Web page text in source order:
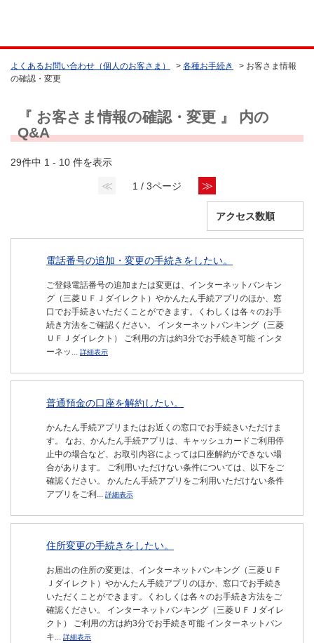
よくあるお問い合わせ（個人のお客さま） > 各種お手続き > お客さま情報
の確認・変更
『 お客さま情報の確認・変更 』 内の
Q&A
29件中 1 - 10 件を表示
≪ 1 / 3ページ ≫
電話番号の追加・変更の手続きをしたい。
ご登録電話番号の追加または変更は、インターネットバンキン
グ（三菱ＵＦＪダイレクト）やかんたん手続アプリのほか、窓
口でお手続きいただくことができます。くわしくは各々のお手
続き方法をご確認ください。 インターネットバンキング（三菱
ＵＦＪダイレクト） ご利用の方は約3分でお手続き可能 インタ
ーネッ... 詳細表示
普通預金の口座を解約したい。
かんたん手続アプリまたはお近くの窓口でお手続きいただけま
す。 なお、かんたん手続アプリは、キャッシュカードご利用停
止中の場合など、お取引内容によっては口座解約ができない場
合があります。 ご利用いただけない条件については、以下をご
確認ください。 かんたん手続アプリをご利用いただけない条件
アプリをご利... 詳細表示
住所変更の手続きをしたい。
お届出の住所の変更は、インターネットバンキング（三菱ＵＦ
Ｊダイレクト）やかんたん手続アプリのほか、窓口でお手続き
いただくことができます。くわしくは各々のお手続き方法をご
確認ください。 インターネットバンキング（三菱ＵＦＪダイレ
クト） ご利用の方は約3分でお手続き可能 インターネットバン
キ... 詳細表示